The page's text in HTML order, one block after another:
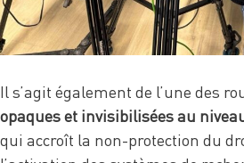
Il s’agit également de l’une des
opaques et invisibilisées au
qui accroît la non-protection du